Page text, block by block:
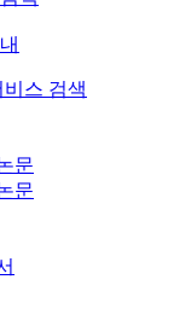
스 검색
문
문